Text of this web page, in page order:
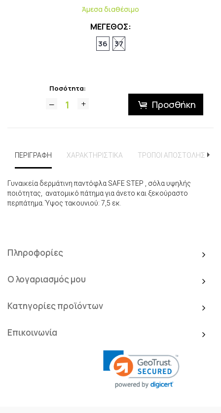
Άμεσα διαθέσιμο
ΜΕΓΕΘΟΣ:
36 37
Ποσότητα:
Προσθήκη
ΠΕΡΙΓΡΑΦΗ ΧΑΡΑΚΤΗΡΙΣΤΙΚΑ ΤΡΟΠΟΙ ΑΠΟΣΤΟΛΗΣ
Γυναικεία δερμάτινη παντόφλα SAFE STEP , σόλα υψηλής
ποιότητας, ανατομικό πάτημα για άνετο και ξεκούραστο
περπάτημα. Ύψος τακουνιού: 7,5 εκ.
Πληροφορίες
Ο λογαριασμός μου
Κατηγορίες προϊόντων
Επικοινωνία